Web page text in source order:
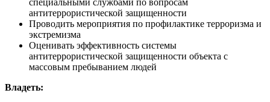
специальными службами по вопросам
антитеррористической защищенности
Проводить мероприятия по профилактике терроризма и
экстремизма
Оценивать эффективность системы
антитеррористической защищенности объекта с
массовым пребыванием людей
Владеть: